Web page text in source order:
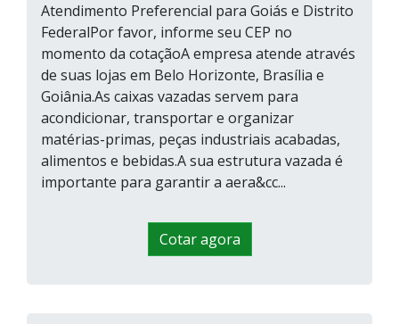
Atendimento Preferencial para Goiás e Distrito
FederalPor favor, informe seu CEP no
momento da cotaçãoA empresa atende através
de suas lojas em Belo Horizonte, Brasília e
Goiânia.As caixas vazadas servem para
acondicionar, transportar e organizar
matérias-primas, peças industriais acabadas,
alimentos e bebidas.A sua estrutura vazada é
importante para garantir a aera&cc...
Cotar agora